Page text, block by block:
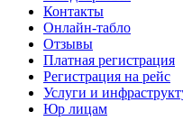
Контакты
Онлайн-табло
Отзывы
Платная регистрация
Регистрация на рейс
Услуги и
Юр лицам